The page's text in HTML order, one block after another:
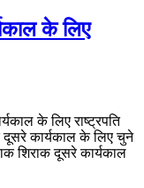
के लिए
के लिए राष्‍ट्रपति
दूसरे कार्यकाल के लिए चुने
शिराक दूसरे कार्यकाल